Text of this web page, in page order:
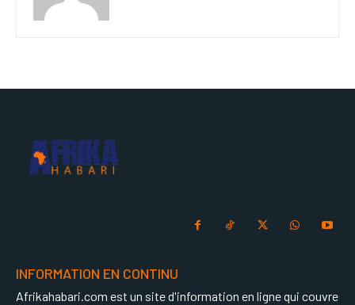
INFORMATION EN CONTINU
Afrikahabari.com est un site d'information en ligne qui couvre